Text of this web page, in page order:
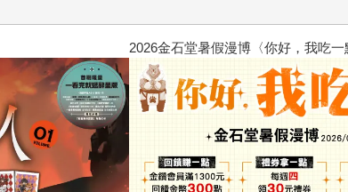
2026金石堂暑假漫博〈你好，我吃一